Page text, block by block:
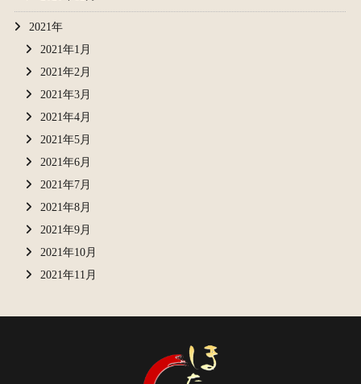
2021年
2021年1月
2021年2月
2021年3月
2021年4月
2021年5月
2021年6月
2021年7月
2021年8月
2021年9月
2021年10月
2021年11月